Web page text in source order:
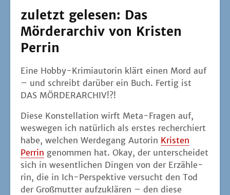
zuletzt gelesen: Das
Mörderarchiv von Kristen
Perrin
Eine Hob­by-Kri­mi­au­to­rin klärt einen Mord auf
– und schreibt dar­über ein Buch. Fer­tig ist
DAS MÖRDERARCHIV!?!
Die­se Kon­stel­la­ti­on wirft Meta-Fra­gen auf,
wes­we­gen ich natür­lich als ers­tes recher­chiert
habe, wel­chen Wer­de­gang Autorin Kris­ten
Per­rin genom­men hat. Okay, der unter­schei­det
sich in wesent­li­chen Din­gen von der Erzäh­le­
rin, die in Ich-Per­spek­ti­ve ver­sucht den Tod
der Groß­mutter auf­zu­klä­ren – den die­se